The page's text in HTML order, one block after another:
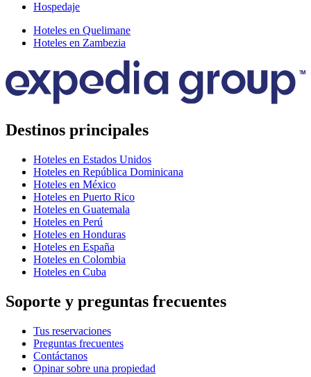
Hospedaje
Hoteles en Quelimane
Hoteles en Zambezia
Destinos principales
Hoteles en Estados Unidos
Hoteles en República Dominicana
Hoteles en México
Hoteles en Puerto Rico
Hoteles en Guatemala
Hoteles en Perú
Hoteles en Honduras
Hoteles en España
Hoteles en Colombia
Hoteles en Cuba
Soporte y preguntas frecuentes
Tus reservaciones
Preguntas frecuentes
Contáctanos
Opinar sobre una propiedad